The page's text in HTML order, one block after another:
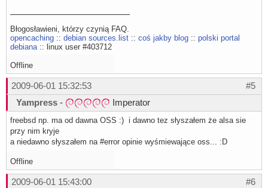
Błogosławieni, którzy czynią FAQ.
opencaching :: debian sources.list :: coś jakby blog :: polski portal
debiana:: linux user #403712
Offline
#5
2009-06-01 15:32:53
Yampress - Imperator
freebsd np. ma od dawna OSS :) i dawno tez słyszałem że alsa sie
przy nim kryje
a niedawno słyszałem na #error opinie wyśmiewające oss... :D
Offline
#6
2009-06-01 15:43:00